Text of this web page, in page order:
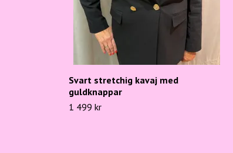
Svart stretchig kavaj med
guldknappar
1 499 kr